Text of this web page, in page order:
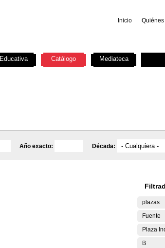
Inicio
Año exacto: Década:
plazas
Fuente
Plaza
B
Educativa Catálogo Mediateca